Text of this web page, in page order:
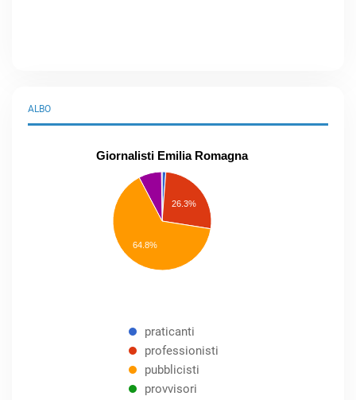
ALBO
Giornalisti Emilia Romagna
26.3%
64.8%
praticanti
professionisti
pubblicisti
provvisori